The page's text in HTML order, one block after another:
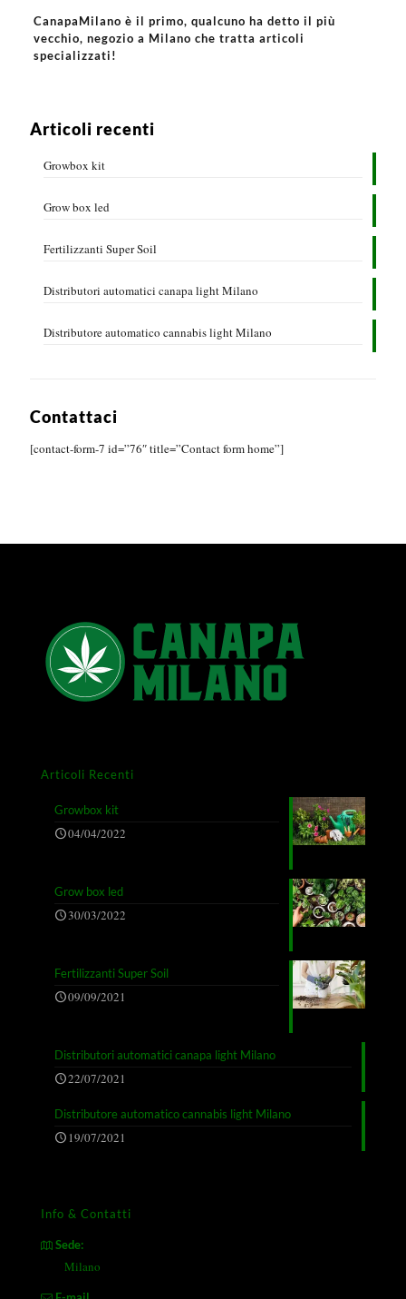
CanapaMilano è il primo, qualcuno ha detto il più
vecchio, negozio a Milano che tratta articoli
specializzati!
Articoli recenti
Growbox kit
Grow box led
Fertilizzanti Super Soil
Distributori automatici canapa light Milano
Distributore automatico cannabis light Milano
Contattaci
[contact-form-7 id=”76″ title=”Contact form home”]
Articoli Recenti
Growbox kit
04/04/2022
Grow box led
30/03/2022
Fertilizzanti Super Soil
09/09/2021
Distributori automatici canapa light Milano
22/07/2021
Distributore automatico cannabis light Milano
19/07/2021
Info & Contatti
Sede:
Milano